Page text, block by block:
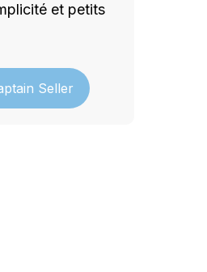
et petits
Seller